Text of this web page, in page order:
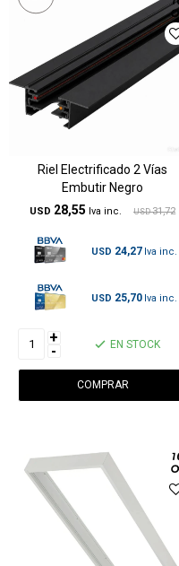
Riel Electrificado 2 Vías
Embutir Negro
USD 28,55 USD 31,72
USD 24,27
USD 25,70
+
- EN STOCK